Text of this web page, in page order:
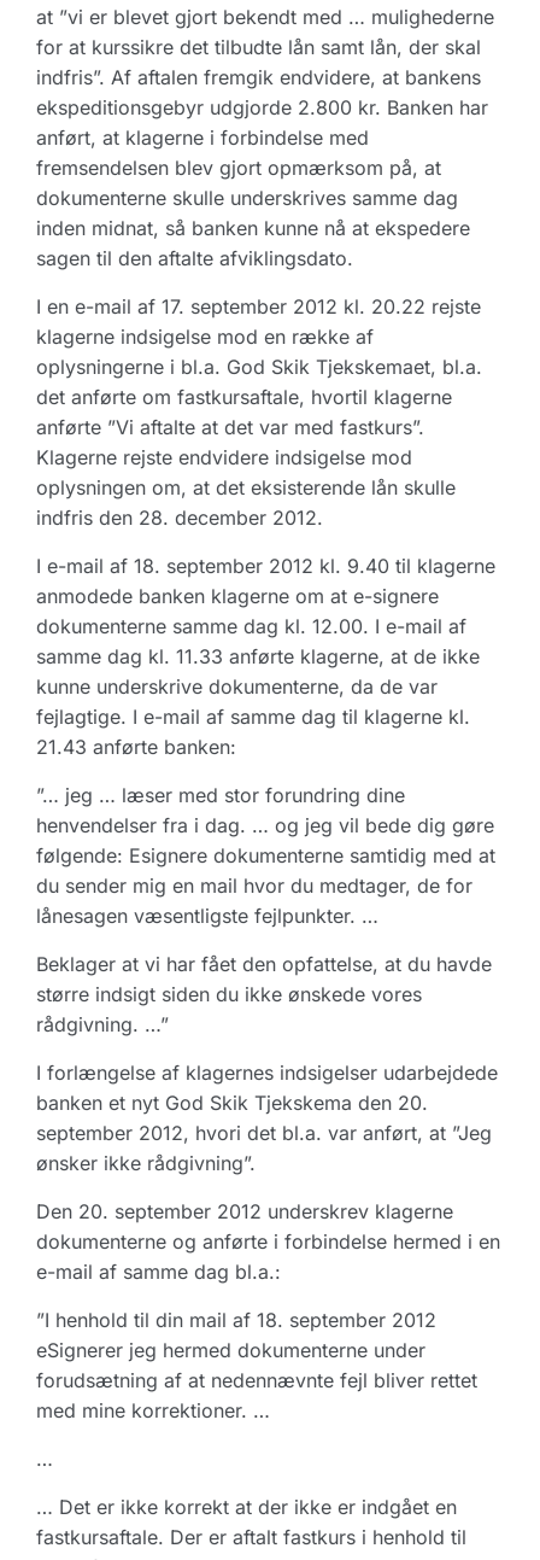
at ”vi er blevet gjort bekendt med … mulighederne
for at kurssikre det tilbudte lån samt lån, der skal
indfris”. Af aftalen fremgik endvidere, at bankens
ekspeditionsgebyr udgjorde 2.800 kr. Banken har
anført, at klagerne i forbindelse med
fremsendelsen blev gjort opmærksom på, at
dokumenterne skulle underskrives samme dag
inden midnat, så banken kunne nå at ekspedere
sagen til den aftalte afviklingsdato.
I en e-mail af 17. september 2012 kl. 20.22 rejste
klagerne indsigelse mod en række af
oplysningerne i bl.a. God Skik Tjekskemaet, bl.a.
det anførte om fastkursaftale, hvortil klagerne
anførte ”Vi aftalte at det var med fastkurs”.
Klagerne rejste endvidere indsigelse mod
oplysningen om, at det eksisterende lån skulle
indfris den 28. december 2012.
I e-mail af 18. september 2012 kl. 9.40 til klagerne
anmodede banken klagerne om at e-signere
dokumenterne samme dag kl. 12.00. I e-mail af
samme dag kl. 11.33 anførte klagerne, at de ikke
kunne underskrive dokumenterne, da de var
fejlagtige. I e-mail af samme dag til klagerne kl.
21.43 anførte banken:
”… jeg … læser med stor forundring dine
henvendelser fra i dag. … og jeg vil bede dig gøre
følgende: Esignere dokumenterne samtidig med at
du sender mig en mail hvor du medtager, de for
lånesagen væsentligste fejlpunkter. …
Beklager at vi har fået den opfattelse, at du havde
større indsigt siden du ikke ønskede vores
rådgivning. …”
I forlængelse af klagernes indsigelser udarbejdede
banken et nyt God Skik Tjekskema den 20.
september 2012, hvori det bl.a. var anført, at ”Jeg
ønsker ikke rådgivning”.
Den 20. september 2012 underskrev klagerne
dokumenterne og anførte i forbindelse hermed i en
e-mail af samme dag bl.a.:
”I henhold til din mail af 18. september 2012
eSignerer jeg hermed dokumenterne under
forudsætning af at nedennævnte fejl bliver rettet
med mine korrektioner. …
…
… Det er ikke korrekt at der ikke er indgået en
fastkursaftale. Der er aftalt fastkurs i henhold til